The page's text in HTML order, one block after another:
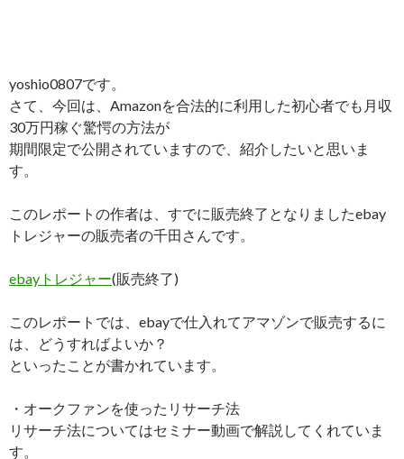
yoshio0807です。
さて、今回は、Amazonを合法的に利用した初心者でも月収
30万円稼ぐ驚愕の方法が
期間限定で公開されていますので、紹介したいと思いま
す。
このレポートの作者は、すでに販売終了となりましたebay
トレジャーの販売者の千田さんです。
ebayトレジャー(販売終了)
このレポートでは、ebayで仕入れてアマゾンで販売するに
は、どうすればよいか？
といったことが書かれています。
・オークファンを使ったリサーチ法
リサーチ法についてはセミナー動画で解説してくれていま
す。